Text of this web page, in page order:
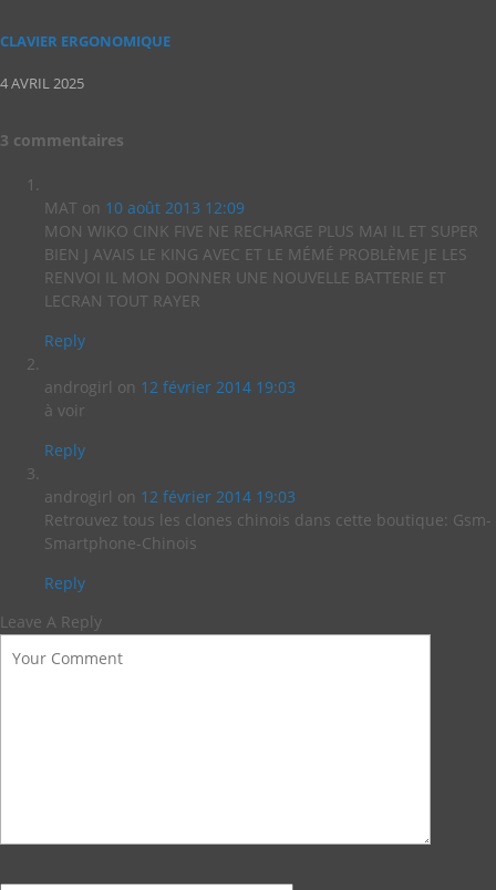
CLAVIER ERGONOMIQUE
4 AVRIL 2025
3 commentaires
MAT on 10 août 2013 12:09
MON WIKO CINK FIVE NE RECHARGE PLUS MAI IL ET SUPER
BIEN J AVAIS LE KING AVEC ET LE MÉMÉ PROBLÈME JE LES
RENVOI IL MON DONNER UNE NOUVELLE BATTERIE ET
LECRAN TOUT RAYER
Reply
androgirl on 12 février 2014 19:03
à voir
Reply
androgirl on 12 février 2014 19:03
Retrouvez tous les clones chinois dans cette boutique: Gsm-
Smartphone-Chinois
Reply
Leave A Reply